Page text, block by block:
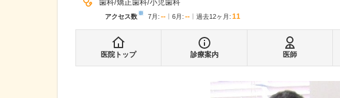
歯科 矯正歯科 小児歯科
アクセス数※ 7月 : -- 6月 : -- 過去12ヶ月: 11
医院トップ 診療案内 医師